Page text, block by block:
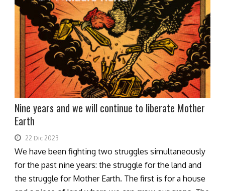
Nine years and we will continue to liberate Mother
Earth
22 Dic 2023
We have been fighting two struggles simultaneously
for the past nine years: the struggle for the land and
the struggle for Mother Earth. The first is for a house